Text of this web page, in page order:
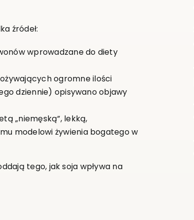
źródeł:
wprowadzane do diety
ogromne ilości
dziennie) opisywano objawy
„niemęską”, lekką,
modelowi żywienia bogatego w
tego, jak soja wpływa na